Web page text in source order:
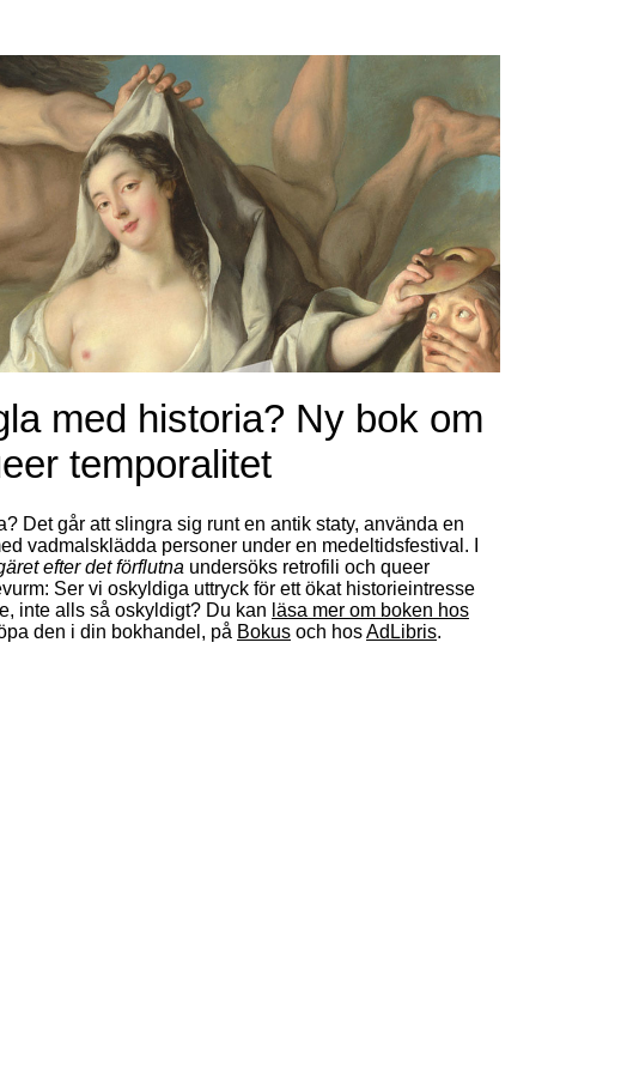
med historia? Ny bok om
temporalitet
Det går att slingra sig runt en antik staty, använda en
vadmalsklädda personer under en medeltidsfestival. I
efter det förflutna undersöks retrofili och queer
Ser vi oskyldiga uttryck för ett ökat historieintresse
inte alls så oskyldigt? Du kan läsa mer om boken hos
den i din bokhandel, på Bokus och hosAdLibris.